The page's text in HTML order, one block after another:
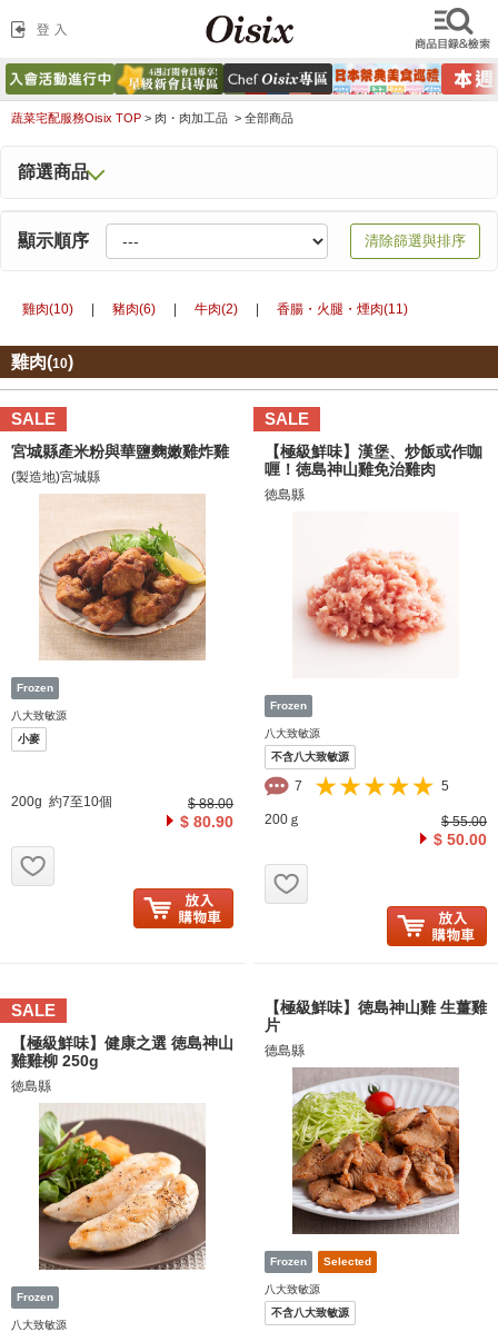
蔬菜宅配服務Oisix TOP > 肉・肉加工品 > 全部商品
篩選商品
顯示順序 清除篩選與排序
雞肉(10) 豬肉(6) 牛肉(2) 香腸・火腿・煙肉(11)
雞肉(10)
SALE
宮城縣產米粉與華鹽麴嫩雞炸雞
(製造地)宮城縣
八大致敏源
小麥
200g 約7至10個 $ 88.00
$ 80.90
SALE
【極級鮮味】漢堡、炒飯或作咖
喱！徳島神山雞免治雞肉
徳島縣
八大致敏源
不含八大致敏源
7 5
200ｇ $ 55.00
$ 50.00
SALE
【極級鮮味】健康之選 徳島神山
雞雞柳 250g
徳島縣
八大致敏源
【極級鮮味】徳島神山雞 生薑雞
片
德島縣
八大致敏源
不含八大致敏源